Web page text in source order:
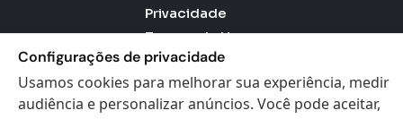
Privacidade
Termos de Uso
Configurações de privacidade
Usamos cookies para melhorar sua experiência, medir
audiência e personalizar anúncios. Você pode aceitar,